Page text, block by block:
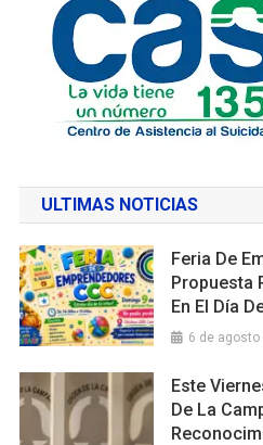
ULTIMAS NOTICIAS
Feria De
Propuesta
En El Día
6 de agosto
Este
De La